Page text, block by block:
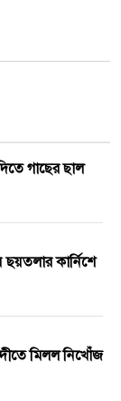
যুবক
গাছের ছাল
ছয়তলার কার্নিশে
মিলল নিখোঁজ